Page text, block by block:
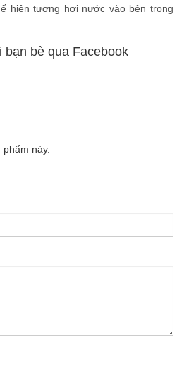
hiện tượng hơi nước vào bên trong
bạn bè qua Facebook
này.